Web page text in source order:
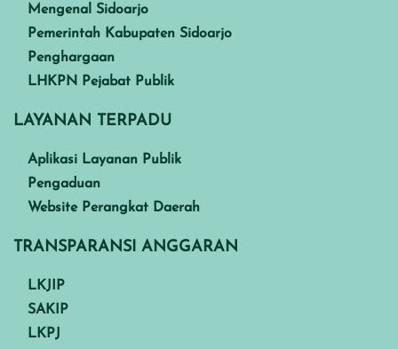
Mengenal Sidoarjo
Pemerintah Kabupaten Sidoarjo
Penghargaan
LHKPN Pejabat Publik
LAYANAN TERPADU
Aplikasi Layanan Publik
Pengaduan
Website Perangkat Daerah
TRANSPARANSI ANGGARAN
LKJIP
SAKIP
LKPJ